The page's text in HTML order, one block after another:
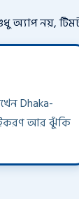
অ্যাপ নয়,
Dhaka-
আর ঝুঁকি